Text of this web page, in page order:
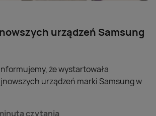
urządzeń Samsung
że wystartowała
urządzeń marki Samsung w
czytania